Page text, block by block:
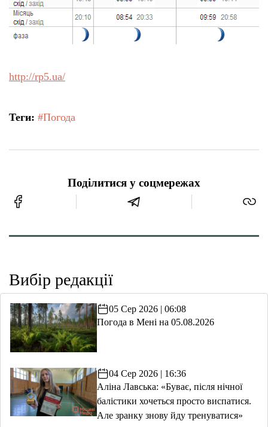
http://rp5.ua/
Теги: #Погода
Поділитися у соцмережах
Вибір редакції
05 Сер 2026 | 06:08
Погода в Мені на 05.08.2026
04 Сер 2026 | 16:36
Аліна Лавська: «Буває, після нічної
балістики хочеться просто виспатися.
Але зранку знову йду тренуватися»